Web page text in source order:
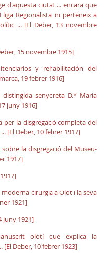
d'aquesta ciutat ... encara que
Regionalista, ni perteneix a
... [El Deber, 13 novembre
15 novembre 1915]
y rehabilitación del
19 febrer 1916]
senyoreta D.* Maria
juny 1916]
per la disgregació completa del
[El Deber, 10 febrer 1917]
la disgregació del Museu-
1917]
moderna cirurgia a Olot i la seva
1921]
juny 1921]
olotí que explica la
[El Deber, 10 febrer 1923]